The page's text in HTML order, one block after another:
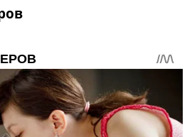
Лига
Лига
Лига
>>>